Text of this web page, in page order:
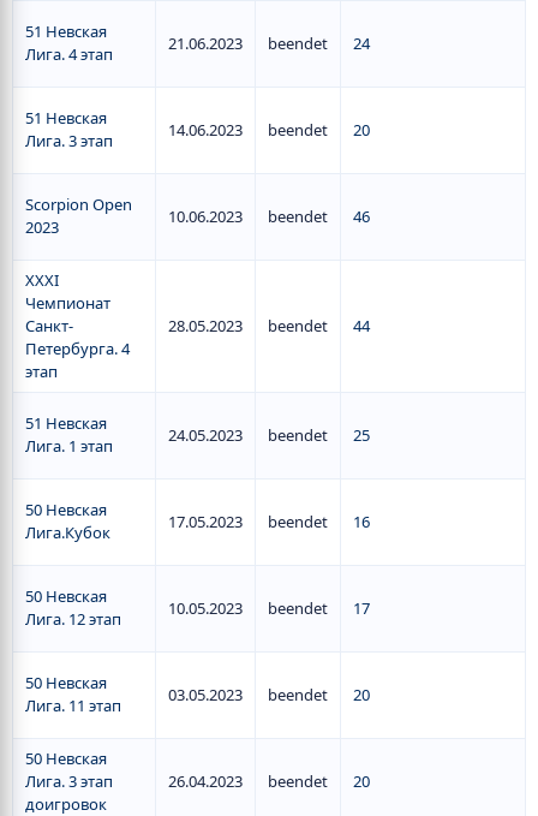
51 Невская
Лига. 4 этап
21.06.2023 beendet 24
51 Невская
Лига. 3 этап
14.06.2023 beendet 20
Scorpion Open
2023
10.06.2023 beendet 46
ХХХI
Чемпионат
Санкт-
Петербурга. 4
этап
28.05.2023 beendet 44
51 Невская
Лига. 1 этап
24.05.2023 beendet 25
50 Невская
Лига.Кубок
17.05.2023 beendet 16
50 Невская
Лига. 12 этап
10.05.2023 beendet 17
50 Невская
Лига. 11 этап
03.05.2023 beendet 20
50 Невская
Лига. 3 этап
доигровок
26.04.2023 beendet 20